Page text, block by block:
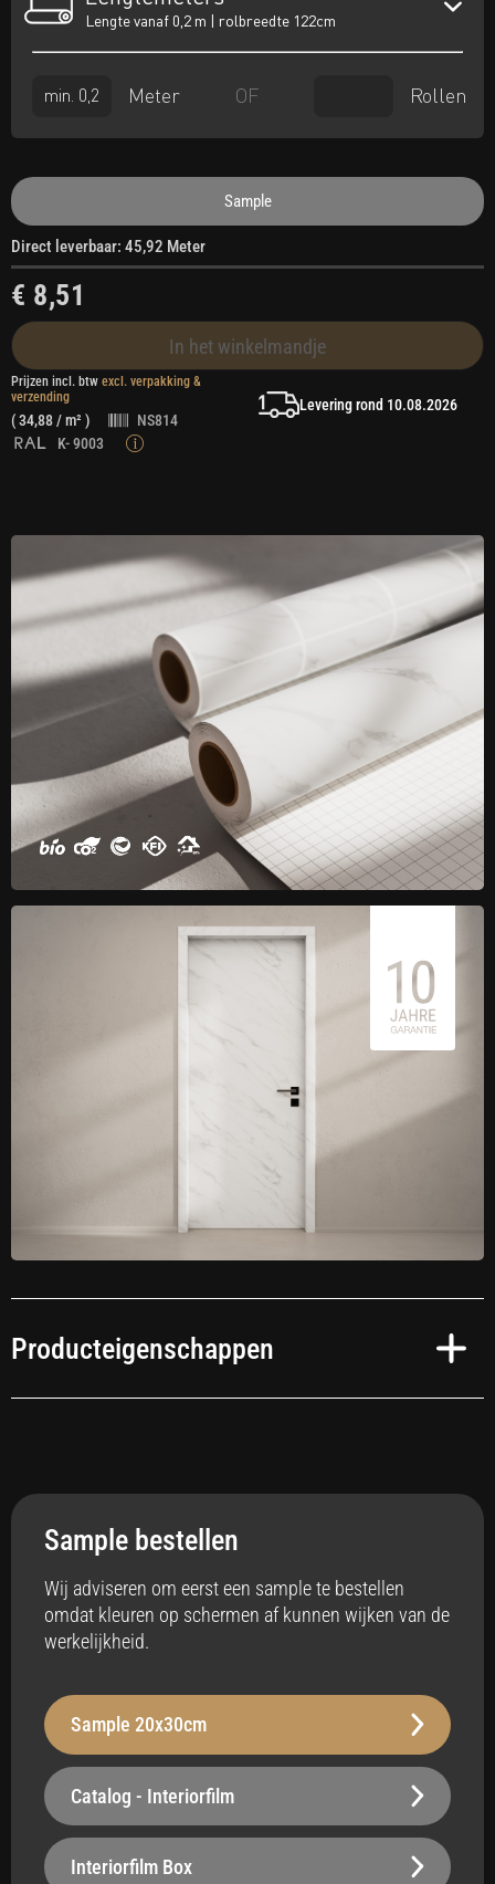
Lengte vanaf 0,2 m | rolbreedte 122cm
Meter OF Rollen
Sample
Direct leverbaar: 45,92 Meter
€ 8,51
In het winkelmandje
Prijzen incl. btw excl. verpakking &
verzending
(34,88/ m² )
NS814
K- 9003
Levering rond 10.08.2026
Producteigenschappen
Anti-bacterieel
Badkamer
Vloerverwarming
Ja
Robuust - 240 µm
Oppervlak
Sample bestellen
Wij adviseren om eerst een sample te bestellen
omdat kleuren op schermen af kunnen wijken van de
werkelijkheid.
Sample 20x30cm
Catalog - Interiorfilm
Interiorfilm Box